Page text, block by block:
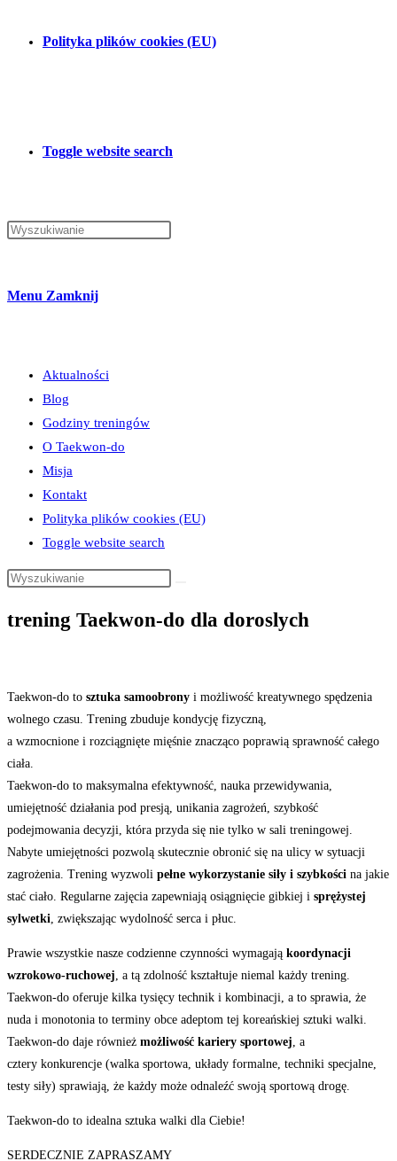
Polityka plików cookies (EU)
Toggle website search
Menu Zamknij
Aktualności
Blog
Godziny treningów
O Taekwon-do
Misja
Kontakt
Polityka plików cookies (EU)
Toggle website search
trening Taekwon-do dla doroslych
Taekwon-do to sztuka samoobrony i możliwość kreatywnego spędzenia
wolnego czasu. Trening zbuduje kondycję fizyczną,
a wzmocnione i rozciągnięte mięśnie znacząco poprawią sprawność całego
ciała.
Taekwon-do to maksymalna efektywność, nauka przewidywania,
umiejętność działania pod presją, unikania zagrożeń, szybkość
podejmowania decyzji, która przyda się nie tylko w sali treningowej.
Nabyte umiejętności pozwolą skutecznie obronić się na ulicy w sytuacji
zagrożenia. Trening wyzwoli pełne wykorzystanie siły i szybkości na jakie
stać ciało. Regularne zajęcia zapewniają osiągnięcie gibkiej i sprężystej
sylwetki, zwiększając wydolność serca i płuc.
Prawie wszystkie nasze codzienne czynności wymagają koordynacji
wzrokowo-ruchowej, a tą zdolność kształtuje niemal każdy trening.
Taekwon-do oferuje kilka tysięcy technik i kombinacji, a to sprawia, że
nuda i monotonia to terminy obce adeptom tej koreańskiej sztuki walki.
Taekwon-do daje również możliwość kariery sportowej, a
cztery konkurencje (walka sportowa, układy formalne, techniki specjalne,
testy siły) sprawiają, że każdy może odnaleźć swoją sportową drogę.
Taekwon-do to idealna sztuka walki dla Ciebie!
SERDECZNIE ZAPRASZAMY